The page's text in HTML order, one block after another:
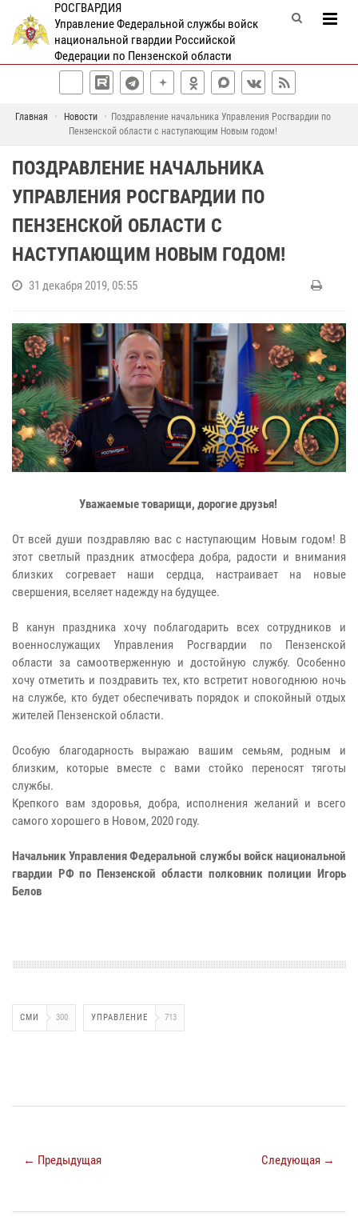
РОСГВАРДИЯ
Управление Федеральной службы войск
национальной гвардии Российской
Федерации по Пензенской области
Главная Новости
Поздравление начальника Управления Росгвардии по
Пензенской области с наступающим Новым годом!
ПОЗДРАВЛЕНИЕ НАЧАЛЬНИКА
УПРАВЛЕНИЯ РОСГВАРДИИ ПО
ПЕНЗЕНСКОЙ ОБЛАСТИ С
НАСТУПАЮЩИМ НОВЫМ ГОДОМ!
31 декабря 2019, 05:55
Уважаемые товарищи, дорогие друзья!
От всей души поздравляю вас с наступающим Новым годом! В
этот светлый праздник атмосфера добра, радости и внимания
близких согревает наши сердца, настраивает на новые
свершения, вселяет надежду на будущее.
В канун праздника хочу поблагодарить всех сотрудников и
военнослужащих Управления Росгвардии по Пензенской
области за самоотверженную и достойную службу. Особенно
хочу отметить и поздравить тех, кто встретит новогоднюю ночь
на службе, кто будет обеспечивать порядок и спокойный отдых
жителей Пензенской области.
Особую благодарность выражаю вашим семьям, родным и
близким, которые вместе с вами стойко переносят тяготы
службы.
Крепкого вам здоровья, добра, исполнения желаний и всего
самого хорошего в Новом, 2020 году.
Начальник Управления Федеральной службы войск национальной
гвардии РФ по Пензенской области полковник полиции Игорь
Белов
СМИ 300 УПРАВЛЕНИЕ 713
← Предыдущая Следующая →